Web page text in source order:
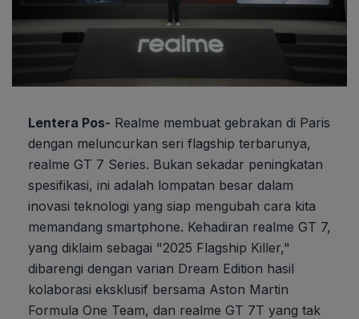
Lentera Pos- Realme membuat gebrakan di Paris
dengan meluncurkan seri flagship terbarunya,
realme GT 7 Series. Bukan sekadar peningkatan
spesifikasi, ini adalah lompatan besar dalam
inovasi teknologi yang siap mengubah cara kita
memandang smartphone. Kehadiran realme GT 7,
yang diklaim sebagai "2025 Flagship Killer,"
dibarengi dengan varian Dream Edition hasil
kolaborasi eksklusif bersama Aston Martin
Formula One Team, dan realme GT 7T yang tak